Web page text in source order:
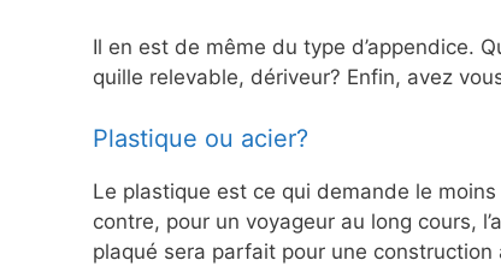
Il en est de même du type d’appendice.
quille relevable, dériveur? Enfin, avez
Plastique ou acier?
Le plastique est ce qui demande le
contre, pour un voyageur au long cours,
plaqué sera parfait pour une construction